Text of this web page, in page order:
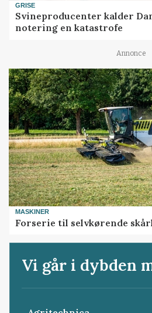
GRISE
Svineproducenter kalder
notering en katastrofe
Annonce
MASKINER
Forserie til selvkørende
Vi går i dybden